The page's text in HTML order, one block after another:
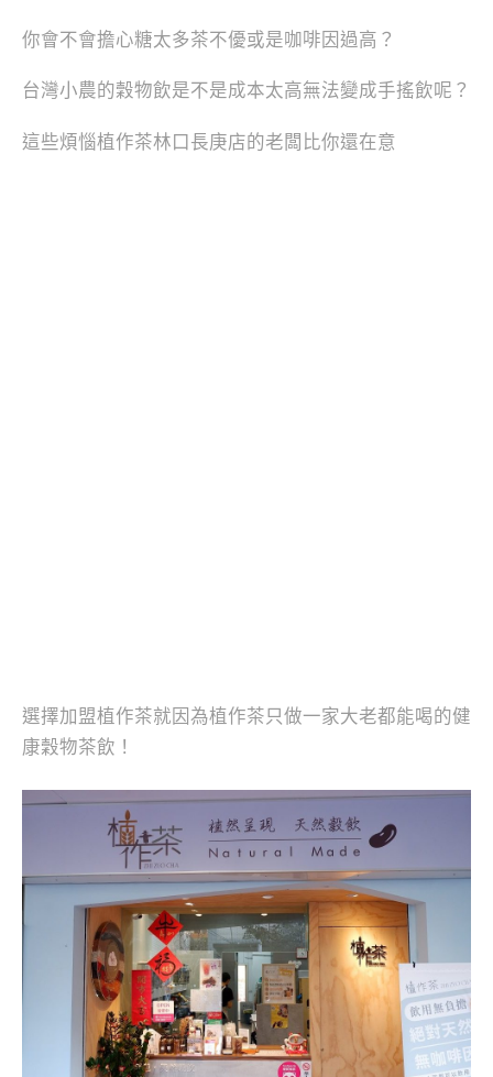
你會不會擔心糖太多茶不優或是咖啡因過高？
台灣小農的穀物飲是不是成本太高無法變成手搖飲呢？
這些煩惱植作茶林口長庚店的老闆比你還在意
選擇加盟植作茶就因為植作茶只做一家大老都能喝的健
康穀物茶飲！